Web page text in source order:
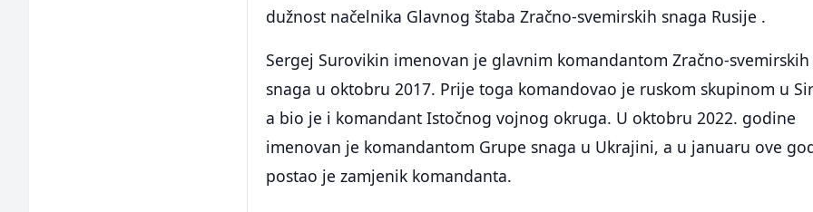
dužnost načelnika Glavnog štaba Zračno-svemirskih snaga Rusije .
Sergej Surovikin imenovan je glavnim komandantom Zračno-svemirskih
snaga u oktobru 2017. Prije toga komandovao je ruskom skupinom u
a bio je i komandant Istočnog vojnog okruga. U oktobru 2022. godine
imenovan je komandantom Grupe snaga u Ukrajini, a u januaru ove
postao je zamjenik komandanta.